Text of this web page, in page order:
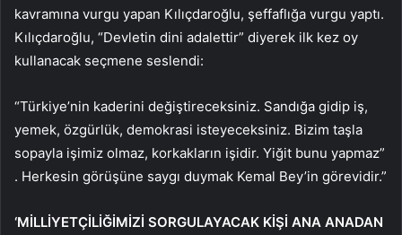
kavramına vurgu yapan Kılıçdaroğlu, şeffaflığa vurgu yaptı.
Kılıçdaroğlu, “Devletin dini adalettir” diyerek ilk kez oy
kullanacak seçmene seslendi:
“Türkiye’nin kaderini değiştireceksiniz. Sandığa gidip iş,
yemek, özgürlük, demokrasi isteyeceksiniz. Bizim taşla
sopayla işimiz olmaz, korkakların işidir. Yiğit bunu yapmaz”
. Herkesin görüşüne saygı duymak Kemal Bey’in görevidir.”
‘MİLLİYETÇİLİĞİMİZİ SORGULAYACAK KİŞİ ANA ANADAN